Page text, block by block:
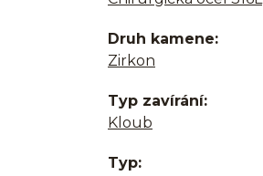
Druh kamene
Zirkon
Typ zavírání
Kloub
Typ